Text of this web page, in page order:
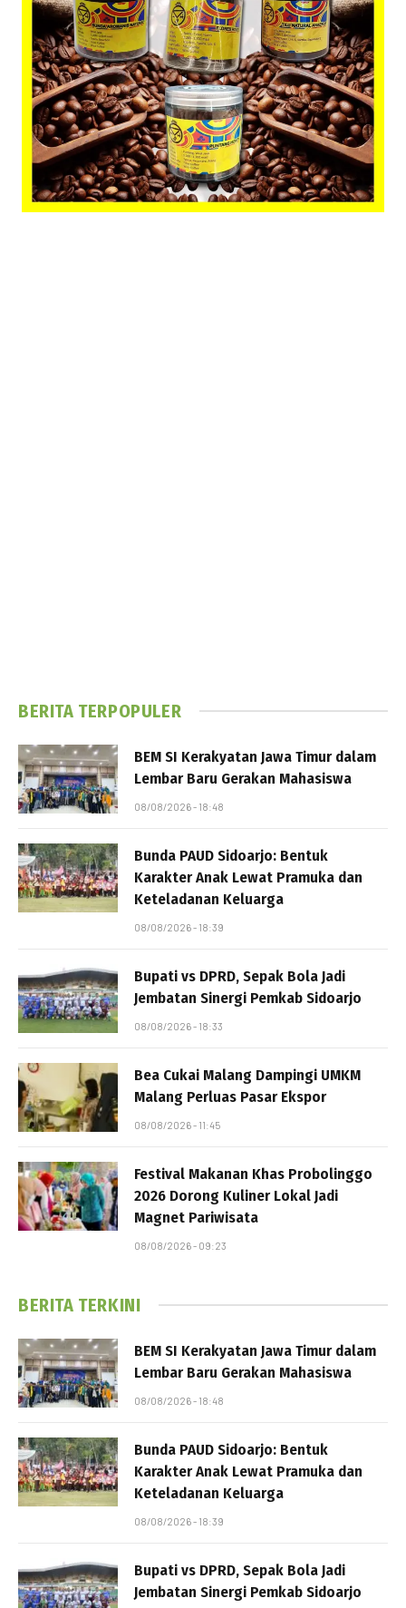
BERITA TERPOPULER
BEM SI Kerakyatan Jawa Timur dalam
Lembar Baru Gerakan Mahasiswa
08/08/2026 - 18:48
Bunda PAUD Sidoarjo: Bentuk
Karakter Anak Lewat Pramuka dan
Keteladanan Keluarga
08/08/2026 - 18:39
Bupati vs DPRD, Sepak Bola Jadi
Jembatan Sinergi Pemkab Sidoarjo
08/08/2026 - 18:33
Bea Cukai Malang Dampingi UMKM
Malang Perluas Pasar Ekspor
08/08/2026 - 11:45
Festival Makanan Khas Probolinggo
2026 Dorong Kuliner Lokal Jadi
Magnet Pariwisata
08/08/2026 - 09:23
BERITA TERKINI
BEM SI Kerakyatan Jawa Timur dalam
Lembar Baru Gerakan Mahasiswa
08/08/2026 - 18:48
Bunda PAUD Sidoarjo: Bentuk
Karakter Anak Lewat Pramuka dan
Keteladanan Keluarga
08/08/2026 - 18:39
Bupati vs DPRD, Sepak Bola Jadi
Jembatan Sinergi Pemkab Sidoarjo